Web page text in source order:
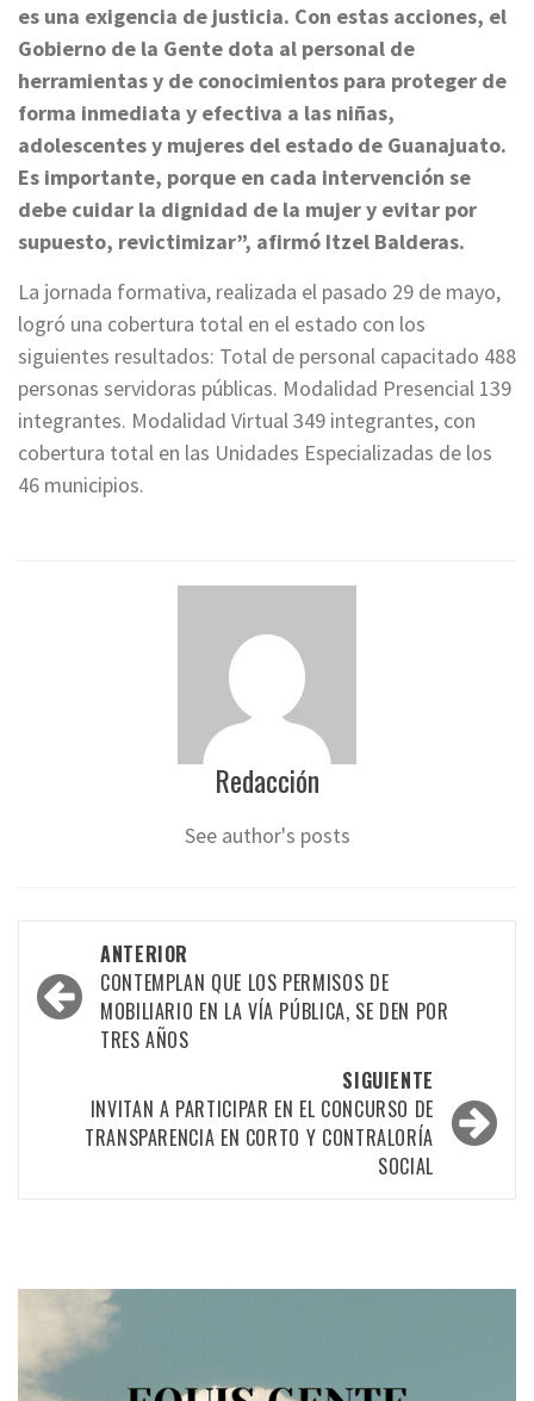
es una exigencia de justicia. Con estas acciones, el
Gobierno de la Gente dota al personal de
herramientas y de conocimientos para proteger de
forma inmediata y efectiva a las niñas,
adolescentes y mujeres del estado de Guanajuato.
Es importante, porque en cada intervención se
debe cuidar la dignidad de la mujer y evitar por
supuesto, revictimizar”, afirmó Itzel Balderas.
La jornada formativa, realizada el pasado 29 de mayo,
logró una cobertura total en el estado con los
siguientes resultados: Total de personal capacitado 488
personas servidoras públicas. Modalidad Presencial 139
integrantes. Modalidad Virtual 349 integrantes, con
cobertura total en las Unidades Especializadas de los
46 municipios.
Redacción
See author's posts
Navegación
por
las
ANTERIOR
CONTEMPLAN QUE LOS PERMISOS DE
MOBILIARIO EN LA VÍA PÚBLICA, SE DEN POR
TRES AÑOS
SIGUIENTE
INVITAN A PARTICIPAR EN EL CONCURSO DE
TRANSPARENCIA EN CORTO Y CONTRALORÍA
SOCIAL